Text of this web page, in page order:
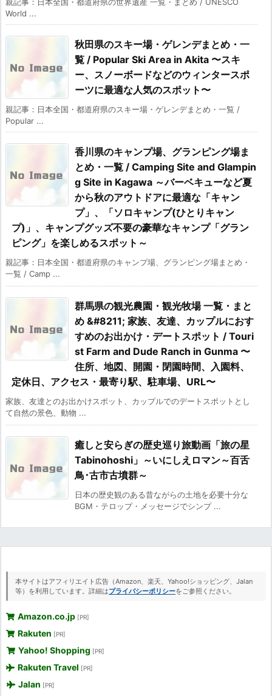
親記事：日本全国・都道府県の世界遺産 一覧・まとめ / UNESCO
World ...
秋田県のスキー場・ゲレンデまとめ・一
覧 / Popular Ski Area in Akita 〜スキ
ー、スノーボードなどのウィンタースポ
ーツに最適な人気のスポット〜
親記事：日本全国・都道府県のスキー場・ゲレンデまとめ・一覧 /
Popular ...
香川県のキャンプ場、グランピング場ま
とめ・一覧 / Camping Site and Glampin
g Site in Kagawa ～バーベキューなど夏
から秋のアウトドアに最適な「キャン
プ」、「ソロキャンプ(ひとりキャン
プ)」、キャンプグッズ不要の豪華なキャンプ「グラン
ピング」を楽しめるスポット～
親記事：日本全国・都道府県のキャンプ場、グランピング場まとめ・
一覧 / Camp ...
群馬県の観光農園・観光牧場 一覧・まと
め &#8211; 家族、友達、カップルにおす
すめのお出かけ・デートスポット / Touri
st Farm and Dude Ranch in Gunma 〜
住所、地図、開園・閉園時間、入園料、
定休日、アクセス・最寄り駅、駐車場、URL〜
家族、友達とのお出かけスポット、カップルでのデートスポットとし
て自然の景色、動物 ...
癒しと安らぎの歴史巡り旅動画「旅の星
Tabinohoshi」～いにしえロマン～百舌
鳥･古市古墳群～
日本の歴史観のある昔ながらの土地を必要十分な
BGM・テロップ・メッセージでシンプ ...
本サイトはアフィリエイト広告（Amazon、楽天、Yahoo!ショッピング、Jalan
等）を利用しています。詳細はプライバシーポリシーをご参照ください。
Amazon.co.jp [PR]
Rakuten [PR]
Yahoo! Shopping [PR]
Rakuten Travel [PR]
Jalan [PR]